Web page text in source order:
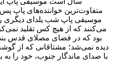
متفاوت‌ترین خواننده‌های پاپ
موسیقی پاپ شب یلدای دیگری
بود که در فضای مصلای قدس
دیده نمی‌شد؛ مشتاقانی که از
با صدای ماندگار جنوب، خود را